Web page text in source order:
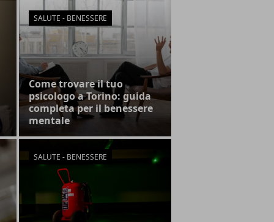
SALUTE - BENESSERE
Come trovare il tuo
psicologo a Torino: guida
completa per il benessere
mentale
SALUTE - BENESSERE